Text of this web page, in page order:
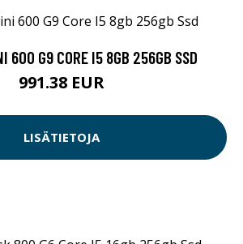
600 G9 CORE I5 8GB 256GB SSD
991.38 EUR
LISÄTIETOJA